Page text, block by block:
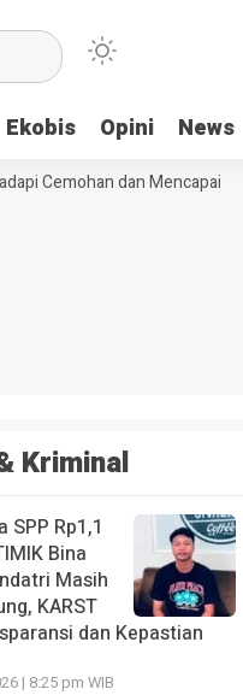
Ekobis Opini News
Cemohan dan Mencapai Impian
Kriminal
SPP Rp1,1
Bina
Masih
KARST
dan Kepastian
| 8:25 pm WIB